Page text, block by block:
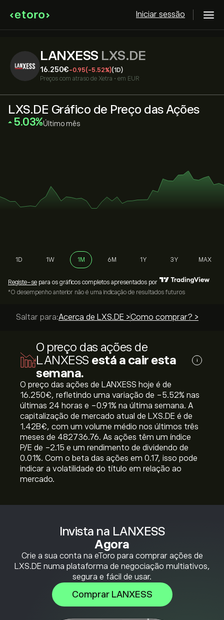
Iniciar sessão
LANXESS LXS.DE
16.250‎€‎-0.95(-5.52%)(1D)
Preços com atraso de Xetra • em EUR
Invista na LANXESS
Agora
Crie a sua conta na eToro para comprar ações de
LXS.DE numa plataforma de negociação multiativos,
segura e fácil de usar.
Comprar LANXESS
LXS.DE Gráfico de Preço das Ações
‎5.03‎ Último mês
1D 1W 1M 6M 1Y 3Y MAX
Registe-se para os gráficos completos apresentados por
*O desempenho anterior não é uma indicação de resultados futuros
Saltar para:Acerca de LXS.DE >Como comprar? >
O preço das ações de
LANXESS está a cair esta
semana.
i
O preço das ações de LANXESS hoje é de
16.250‎€‎, refletindo uma variação de ‎-5.52‎% nas
últimas 24 horas e ‎-0.91‎% na última semana. A
capitalização de mercado atual de LXS.DE é de
1.42B‎€‎, com um volume médio nos últimos três
meses de 482736.76. As ações têm um índice
P/E de -2.15 e um rendimento de dividendo de
0.01%. Com o beta das ações em 0.17, isso pode
indicar a volatilidade do título em relação ao
mercado.